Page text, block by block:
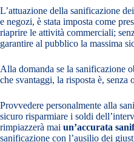
L’attuazione della sanificazione
e negozi, è stata imposta come
riaprire le attività commerciali;
garantire al pubblico la massima
Alla domanda se la sanificazione
che svantaggi, la risposta è, senza
Provvedere personalmente alla
sicuro risparmiare i soldi
rimpiazzerà mai un’accurata
sanificazione con l’ausilio dei